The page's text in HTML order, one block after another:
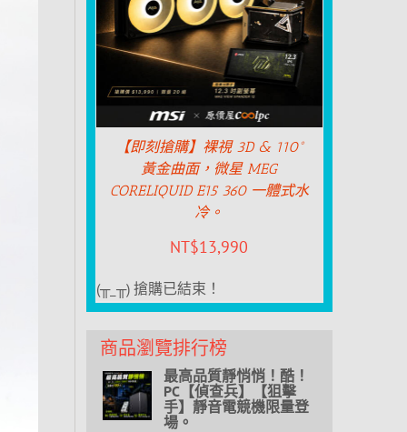
【即刻搶購】裸視 3D & 110°
黃金曲面，微星 MEG
CORELIQUID E15 360 一體式水
冷。
NT$13,990
(╥_╥) 搶購已結束！
商品瀏覽排行榜
最高品質靜悄悄！酷！
PC【偵查兵】【狙擊
手】靜音電競機限量登
場。